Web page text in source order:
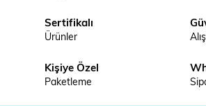
Sertifikalı
Ürünler
Kişiye Özel
Paketleme